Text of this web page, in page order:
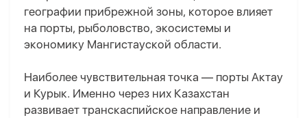
географии прибрежной зоны, которое влияет
на порты, рыболовство, экосистемы и
экономику Мангистауской области.
Наиболее чувствительная точка — порты Актау
и Курык. Именно через них Казахстан
развивает транскаспийское направление и